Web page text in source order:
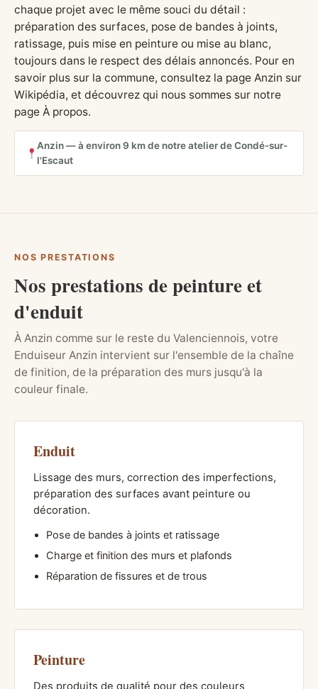
chaque projet avec le même souci du détail :
préparation des surfaces, pose de bandes à joints,
ratissage, puis mise en peinture ou mise au blanc,
toujours dans le respect des délais annoncés. Pour en
savoir plus sur la commune, consultez la page Anzin sur
Wikipédia, et découvrez qui nous sommes sur notre
page À propos.
Anzin — à environ 9 km de notre atelier de Condé-sur-
l'Escaut
NOS PRESTATIONS
Nos prestations de peinture et
d'enduit
À Anzin comme sur le reste du Valenciennois, votre
Enduiseur Anzin intervient sur l'ensemble de la chaîne
de finition, de la préparation des murs jusqu'à la
couleur finale.
Enduit
Lissage des murs, correction des imperfections,
préparation des surfaces avant peinture ou
décoration.
Pose de bandes à joints et ratissage
Charge et finition des murs et plafonds
Réparation de fissures et de trous
Peinture
Des produits de qualité pour des couleurs